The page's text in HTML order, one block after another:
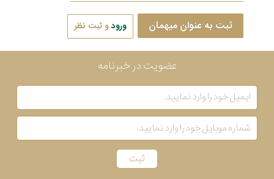
ثبت به عنوان میهمان ورودو ثبت نظر
عضویت در خبرنامه